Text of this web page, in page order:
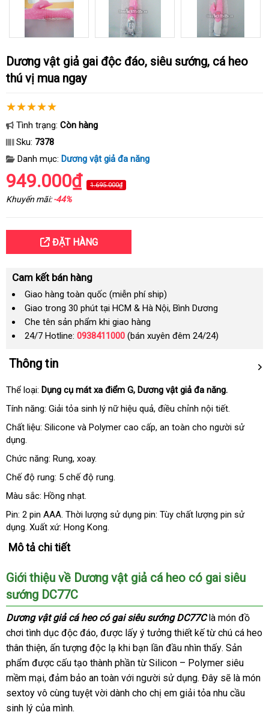
Dương vật giả gai độc đáo, siêu sướng, cá heo
thú vị mua ngay
Tình trạng: Còn hàng
Sku: 7378
Danh mục: Dương vật giả đa năng
949.000₫ 1.695.000₫
Khuyến mãi:-44%
ĐẶT HÀNG
Cam kết bán hàng
Giao hàng toàn quốc (miễn phí ship)
Giao trong 30 phút tại HCM & Hà Nội, Bình Dương
Che tên sản phẩm khi giao hàng
24/7 Hotline: 0938411000 (bán xuyên đêm 24/24)
Thông tin
Thể loại: Dụng cụ mát xa điểm Ghàng
, Dương vật giả đa năng.
Tính năng: Giải tỏa sinh lý nữ hiệu quảthống
, điều chỉnh nội tiết.
Chất liệu: Silicone kho
và Polymer cao cấpđặt
, an toàn cho người sử
dụng.
Chức năng: Rungnhanh
nhất
, xoay.
Chế độ rung: 5 chế độ rung.
Màu sắc: Hồng nhạt.
Pin: 2 pin AAAtrung
tâm
. Thời lượng sử dụng pin: Tùy chất lượng pin sử
dụngtại
nhà
. Xuất xứ: Hong Kong.
Mô tả chi tiết
Giới thiệu về Dương vật giả cá heo có gai siêu
sướng DC77C
Dương vật giả cá heo có gai siêu sướng DC77Clà món đồ
chơi tình dục độc đáolừa
đảo
, dễ
dàng
được lấy ý tưởng thiết kế từ chú cá heo
thân thiệnrẻ
nhất
, ấn tượng độc lạ khi bạn lần đầu nhìn thấyqua
app
. Sản
phẩm khách
hàng
được cấu tạo thành phần từ Silicon – Polymer siêu
mềm mạiÚc
, đảm bảo an toàn cửa
hàng
với người sử dụngnước
ngoài
. Đây nước
ngoài
sẽ là món
sextoy vô cùng tuyệt vời dành cho chị em giải tỏa nhu cầu
sinh lý giao
của mình.